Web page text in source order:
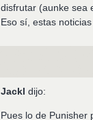
disfrutar (aunke sea
Eso sí, estas
Jackl dijo:
Pues lo de Punisher